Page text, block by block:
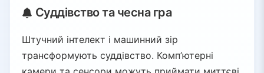
Суддівство та чесна гра
Штучний інтелект і машинний зір
трансформують суддівство. Комп’ютерні